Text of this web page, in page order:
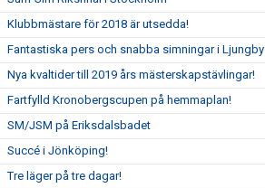
Klubbmästare för 2018 är utsedda!
Fantastiska pers och snabba simningar i Ljungby
Nya kvaltider till 2019 års mästerskapstävlingar!
Fartfylld Kronobergscupen på hemmaplan!
SM/JSM på Eriksdalsbadet
Succé i Jönköping!
Tre läger på tre dagar!